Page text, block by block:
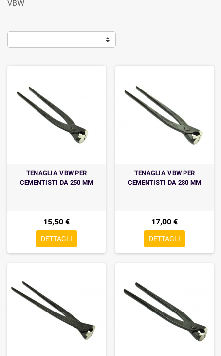
VBW
TENAGLIA VBW PER
CEMENTISTI DA 250 MM
15,50 €
DETTAGLI
TENAGLIA VBW PER
CEMENTISTI DA 280 MM
17,00 €
DETTAGLI